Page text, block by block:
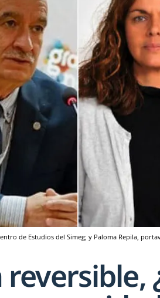
de Estudios del Simeg; y Paloma Repila,